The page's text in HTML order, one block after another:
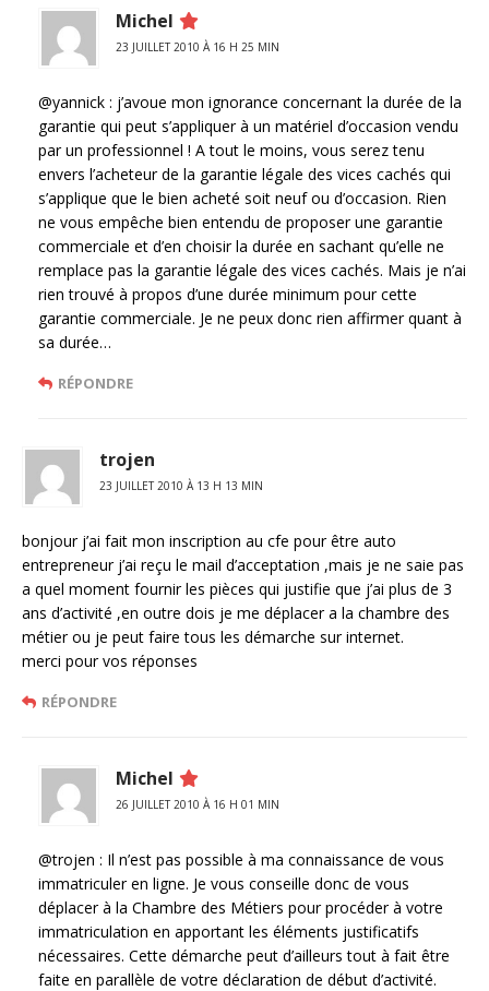
Michel
23 JUILLET 2010 À 16 H 25 MIN
@yannick : j’avoue mon ignorance concernant la durée de la
garantie qui peut s’appliquer à un matériel d’occasion vendu
par un professionnel ! A tout le moins, vous serez tenu
envers l’acheteur de la garantie légale des vices cachés qui
s’applique que le bien acheté soit neuf ou d’occasion. Rien
ne vous empêche bien entendu de proposer une garantie
commerciale et d’en choisir la durée en sachant qu’elle ne
remplace pas la garantie légale des vices cachés. Mais je n’ai
rien trouvé à propos d’une durée minimum pour cette
garantie commerciale. Je ne peux donc rien affirmer quant à
sa durée…
RÉPONDRE
trojen
23 JUILLET 2010 À 13 H 13 MIN
bonjour j’ai fait mon inscription au cfe pour être auto
entrepreneur j’ai reçu le mail d’acceptation ,mais je ne saie pas
a quel moment fournir les pièces qui justifie que j’ai plus de 3
ans d’activité ,en outre dois je me déplacer a la chambre des
métier ou je peut faire tous les démarche sur internet.
merci pour vos réponses
RÉPONDRE
Michel
26 JUILLET 2010 À 16 H 01 MIN
@trojen : Il n’est pas possible à ma connaissance de vous
immatriculer en ligne. Je vous conseille donc de vous
déplacer à la Chambre des Métiers pour procéder à votre
immatriculation en apportant les éléments justificatifs
nécessaires. Cette démarche peut d’ailleurs tout à fait être
faite en parallèle de votre déclaration de début d’activité.